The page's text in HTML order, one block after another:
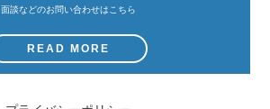
面談などのお問い合わせはこちら
READ MORE